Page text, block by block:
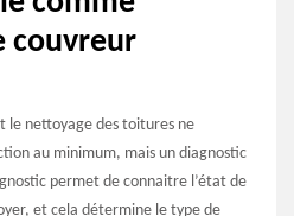
couvreur
le nettoyage des toitures ne
au minimum, mais un diagnostic
permet de connaitre l’état de
et cela détermine le type de